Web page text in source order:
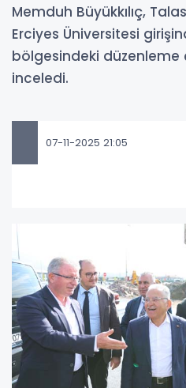
Memduh Büyükkılıç,
Erciyes Üniversitesi
bölgesindeki düzenleme
inceledi.
07-11-2025 21:05